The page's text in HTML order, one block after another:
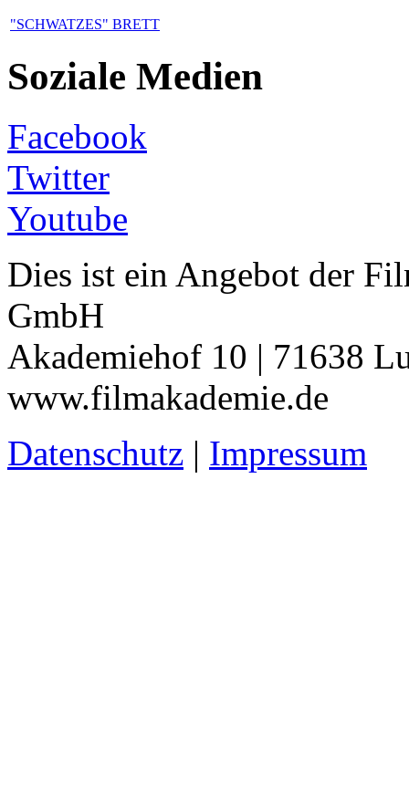
"SCHWATZES" BRETT
Soziale Medien
Facebook
Twitter
Youtube
Dies ist ein Angebot der
GmbH
Akademiehof 10 | 71638
www.filmakademie.de
Datenschutz | Impressum